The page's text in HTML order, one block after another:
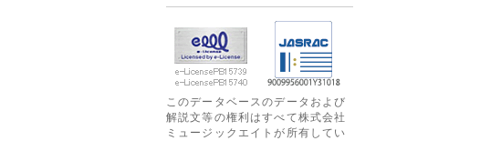
このデータベースのデータおよび
解説文等の権利はすべて株式会社
ミュージックエイトが所有してい